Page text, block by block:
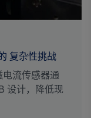
复杂性挑战
流传感器通
设计，降低现